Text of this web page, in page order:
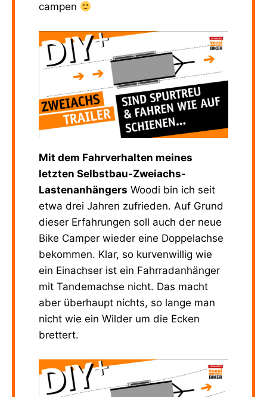
campen
Mit dem Fahrverhalten meines
letzten Selbstbau-Zweiachs-
Lastenanhängers Woodi bin ich seit
etwa drei Jahren zufrieden. Auf Grund
dieser Erfahrungen soll auch der neue
Bike Camper wieder eine Doppelachse
bekommen. Klar, so kurvenwillig wie
ein Einachser ist ein Fahrradanhänger
mit Tandemachse nicht. Das macht
aber überhaupt nichts, so lange man
nicht wie ein Wilder um die Ecken
brettert.